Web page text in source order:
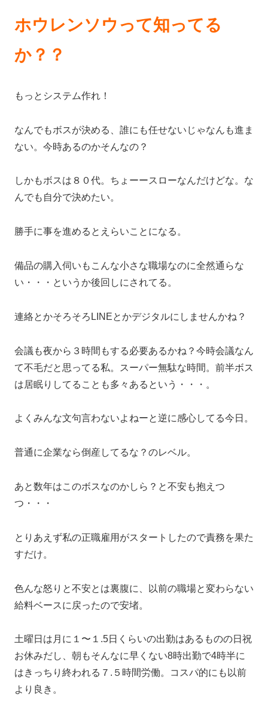
ホウレンソウって知ってる
か？？
もっとシステム作れ！
なんでもボスが決める、誰にも任せないじゃなんも進ま
ない。今時あるのかそんなの？
しかもボスは８０代。ちょーースローなんだけどな。な
んでも自分で決めたい。
勝手に事を進めるとえらいことになる。
備品の購入伺いもこんな小さな職場なのに全然通らな
い・・・というか後回しにされてる。
連絡とかそろそろLINEとかデジタルにしませんかね？
会議も夜から３時間もする必要あるかね？今時会議なん
て不毛だと思ってる私。スーパー無駄な時間。前半ボス
は居眠りしてることも多々あるという・・・。
よくみんな文句言わないよねーと逆に感心してる今日。
普通に企業なら倒産してるな？のレベル。
あと数年はこのボスなのかしら？と不安も抱えつ
つ・・・
とりあえず私の正職雇用がスタートしたので責務を果た
すだけ。
色んな怒りと不安とは裏腹に、以前の職場と変わらない
給料ベースに戻ったので安堵。
土曜日は月に１〜１.5日くらいの出勤はあるものの日祝
お休みだし、朝もそんなに早くない8時出勤で4時半に
はきっちり終われる７.５時間労働。コスパ的にも以前
より良き。